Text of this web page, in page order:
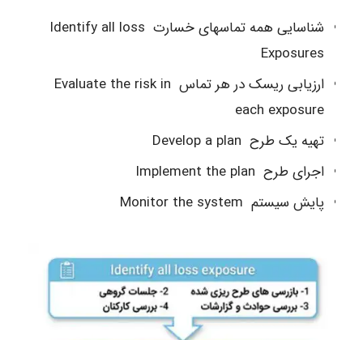
شناسایی همه تماسهای خسارت Identify all loss
Exposures
ارزیابی ریسک در هر تماس Evaluate the risk in
each exposure
تهیه یک طرح Develop a plan
اجرای طرح Implement the plan
پایش سیستم Monitor the system